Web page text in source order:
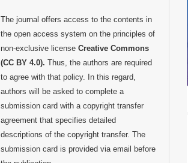
The journal offers access to the contents in
the open access system on the principles of
non-exclusive licenseCreative Commons
(CC BY 4.0). Thus, the authors are required
to agree with that policy. In this regard,
authors will be asked to complete a
submission card with a copyright transfer
agreement that specifies detailed
descriptions of the copyright transfer. The
submission card is provided via email before